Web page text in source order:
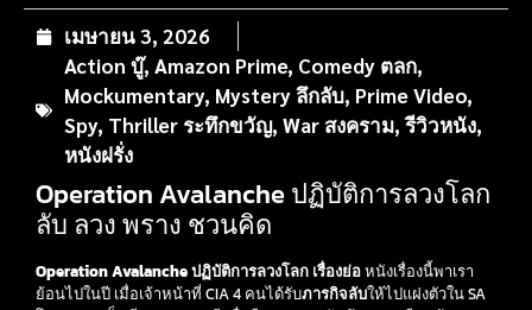
เมษายน 3, 2026
Action บู๊, Amazon Prime, Comedy ตลก,
Mockumentary, Mystery ลึกลับ, Prime Video,
Spy, Thriller ระทึกขวัญ, War สงคราม,รีวิวหนัง,
หนังฝรั่ง
Operation Avalanche ปฏิบัติการลวงโลก
ลับ ลวง พราง ชวนคิด
Operation Avalanche ปฏิบัติการลวงโลก เรื่องย่อหนังเรื่องนี้พาเรา
ย้อนไปในปี เมื่อเจ้าหน้าที่ CIA 4 คนได้รับภารกิจลับให้ไปแฝงตัวใน SA